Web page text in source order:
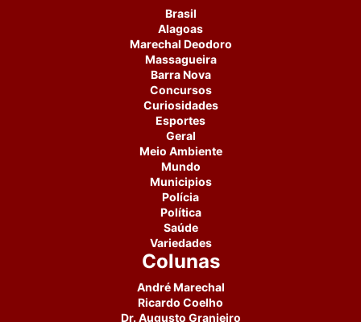
Brasil
Alagoas
Marechal Deodoro
Massagueira
Barra Nova
Concursos
Curiosidades
Esportes
Geral
Meio Ambiente
Mundo
Municipios
Polícia
Política
Saúde
Variedades
Colunas
André Marechal
Ricardo Coelho
Dr. Augusto Granjeiro